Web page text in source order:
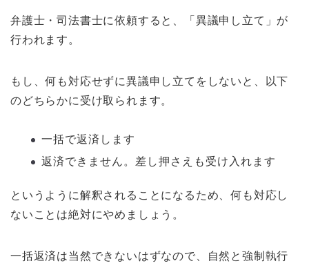
弁護士・司法書士に依頼すると、「異議申し立て」が
行われます。
もし、何も対応せずに異議申し立てをしないと、以下
のどちらかに受け取られます。
一括で返済します
返済できません。差し押さえも受け入れます
というように解釈されることになるため、何も対応し
ないことは絶対にやめましょう。
一括返済は当然できないはずなので、自然と強制執行